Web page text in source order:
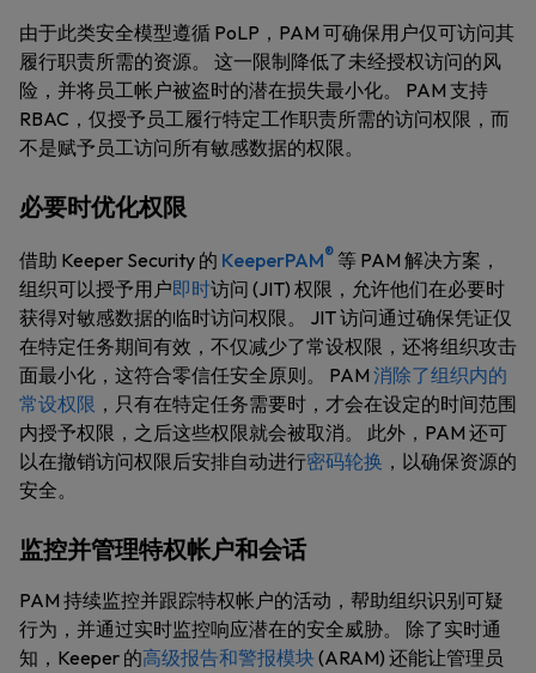
由于此类安全模型遵循 PoLP，PAM 可确保用户仅可访问其
履行职责所需的资源。 这一限制降低了未经授权访问的风
险，并将员工帐户被盗时的潜在损失最小化。 PAM 支持
RBAC，仅授予员工履行特定工作职责所需的访问权限，而
不是赋予员工访问所有敏感数据的权限。
必要时优化权限
借助 Keeper Security 的 KeeperPAM® 等 PAM 解决方案，
组织可以授予用户即时访问 (JIT) 权限，允许他们在必要时
获得对敏感数据的临时访问权限。 JIT 访问通过确保凭证仅
在特定任务期间有效，不仅减少了常设权限，还将组织攻击
面最小化，这符合零信任安全原则。 PAM 消除了组织内的
常设权限 ，只有在特定任务需要时，才会在设定的时间范围
内授予权限，之后这些权限就会被取消。 此外，PAM 还可
以在撤销访问权限后安排自动进行密码轮换 ，以确保资源的
安全。
监控并管理特权帐户和会话
PAM 持续监控并跟踪特权帐户的活动，帮助组织识别可疑
行为，并通过实时监控响应潜在的安全威胁。 除了实时通
知，Keeper 的高级报告和警报模块 (ARAM) 还能让管理员